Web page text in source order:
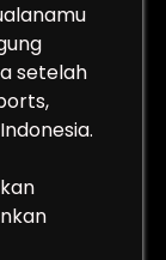
setelah